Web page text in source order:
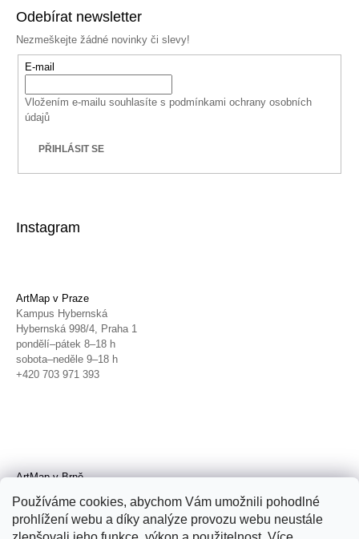
Používáme cookies, abychom Vám umožnili pohodlné
prohlížení webu a díky analýze provozu webu neustále
Odebírat newsletter
Nezmeškejte žádné novinky či slevy!
E-mail
Vložením e-mailu souhlasíte s podmínkami ochrany osobních
údajů
PŘIHLÁSIT SE
Instagram
ArtMap v Praze
Kampus Hybernská
Hybernská 998/4, Praha 1
pondělí–pátek 8–18 h
sobota–neděle 9–18 h
+420 703 971 393
ArtMap v Brně
Radnická 4, Brno
úterý–pátek 11–19 h